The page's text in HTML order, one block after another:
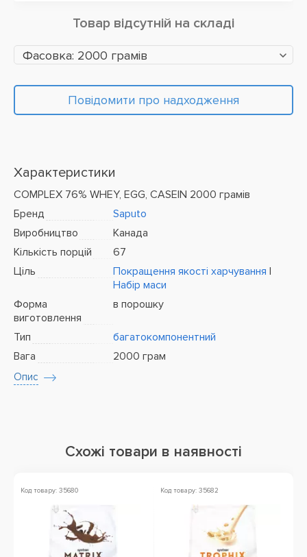
Товар відсутній на складі
Фасовка: 2000 грамів
Повідомити про надходження
Характеристики
COMPLEX 76% WHEY, EGG, CASEIN 2000 грамів
Бренд
Saputo
Виробництво
Канада
Кількість порцій
67
Ціль
Покращення якості харчування |
Набір маси
Форма
виготовлення
в порошку
Тип
багатокомпонентний
Вага
2000 грам
Опис
Схожі товари в наявності
Код товару: 35680 Код товару: 35682